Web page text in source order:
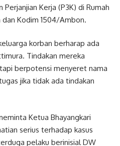
Kerja (P3K) di Rumah
Kodim 1504/Ambon.
korban berharap ada
Tindakan mereka
berpotensi menyeret nama
jika tidak ada tindakan
Ketua Bhayangkari
serius terhadap kasus
pelaku berinisial DW